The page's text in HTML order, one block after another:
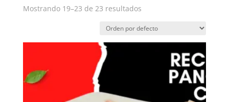
Mostrando 19–23 de 23 resultados